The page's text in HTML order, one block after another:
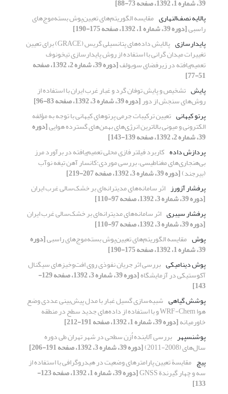
39، شماره 1، 1392، صفحه 73-88]
پالایه نصف‌النهاری مقایسه ‌‌الگوریتم‌‌های ‌‌تعیین‌‌پوش ‌‌بسته‌موج‌‌های
‌‌راسبی[دوره 39، شماره 1، 1392، صفحه 175-190]
پایدارسازی
پالایش داده‌های پتانسیلی گریس (GRACE) برای تعیین
تغییرات میدان گرانی با استفاده از روش پایدارسازی تیخونوف
تعمیم‌یافته در زیرفضای سوبولف [دوره 39، شماره 2، 1392، صفحه
51-77]
پایش تشخیص و پایش توفان گرد و غبار غرب ایران با استفاده از
روش‌‌‌های سنجش از دور[دوره 39، شماره 3، 1392، صفحه 83-96]
پرتو کیهانی تعیین ترکیبات جرمی پرتوهای کیهانی با توجه به مؤلفه
الکترونی و میونی بالاترین انرژی‌های بهمن‌های گسترده هوایی[دوره
39، شماره 2، 1392، صفحه 139-143]
پردازش داده کاربرد فیلتر فازی محلی تعمیم‌یافته در برآورد مرز
بی‌هنجاری‌های مغناطیسی، بررسی موردی:کانسار آهن تیغه نوآب
(بیرجند)[دوره 39، شماره 3، 1392، صفحه 207-219]
پرفشار آزورز اثر سامانه‌‌های مدیترانه‌‌ای بر خشک‌سالی غرب ایران
[دوره 39، شماره 3، 1392، صفحه 97-110]
پرفشار سیبری اثر سامانه‌‌های مدیترانه‌‌ای بر خشک‌سالی غرب ایران
[دوره 39، شماره 3، 1392، صفحه 97-110]
پوش مقایسه ‌‌الگوریتم‌‌های ‌‌تعیین‌‌پوش ‌‌بسته‌موج‌‌های ‌‌راسبی[دوره
39، شماره 1، 1392، صفحه 175-190]
پوش دینامیکی بررسی اثر جریان نفوذی روی افت‌و‌خیزهای سیگنال
آکوستیکی در آزمایشگاه [دوره 39، شماره 3، 1392، صفحه 129-
143]
پوشش گیاهی شبیه‌سازی گسیل غبار با مدل پیش‌بینی عددی وضع
هوا WRF-Chem و با استفاده از داده‌های جدید سطح در منطقه
خاورمیانه[دوره 39، شماره 1، 1392، صفحه 191-212]
پوشنسپهر بررسی آلاینده اُزن سطحی در شهر تهران طی دوره
سال‌های (2008-2011)
[دوره 39، شماره 3، 1392، صفحه 191-206]
پیچ مقایسة تعیین پارامترهای وضعیت در هیدروگرافی با استفاده از
سه و چهار گیرندة GNSS [دوره 39، شماره 1، 1392، صفحه 123-
133]